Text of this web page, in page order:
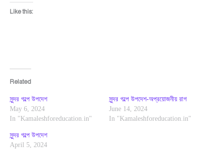
Like this:
Related
সুন্দর গল্পে উপদেশ
May 6, 2024
In "Kamaleshforeducation.in"
সুন্দর গল্পে উপদেশ-অপ্রয়োজনীয় রাগ
June 14, 2024
In "Kamaleshforeducation.in"
সুন্দর গল্পে উপদেশ
April 5, 2024